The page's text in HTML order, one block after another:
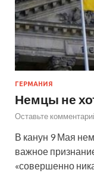
ГЕРМАНИЯ
Немцы не
Оставьте
В канун 9 Мая
важное
«совершенно